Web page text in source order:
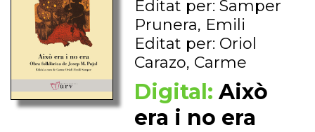
Editat per: Samper
Prunera, Emili
Editat per: Oriol
Carazo, Carme
Digital: Això
era i no era